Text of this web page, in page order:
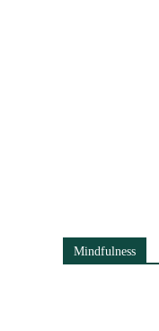
Mindfulness